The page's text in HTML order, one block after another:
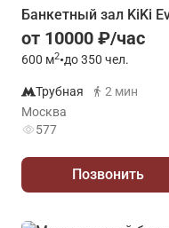
Банкетный зал KiKi
от 10000 ₽/час
600 м2•до 350 чел.
Трубная
2 мин
Москва
577
Позвонить